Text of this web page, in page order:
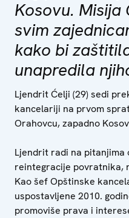
Kosovu. Misija
svim
kako bi
unapredila
Ljendrit Ćelji (29) sedi
kancelariji na prvom
Orahovcu, zapadno
Ljendrit radi na pitanjima
reintegracije povratnika,
Kao šef Opštinske
uspostavljene 2010.
promoviše prava i